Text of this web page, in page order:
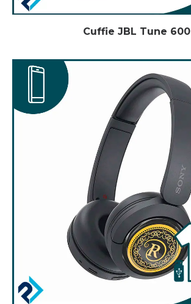
Cuffie JBL Tune 600